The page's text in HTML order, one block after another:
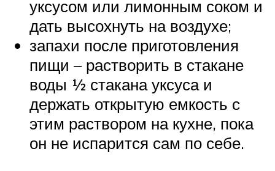
уксусом или лимонным соком и
дать высохнуть на воздухе;
запахи после приготовления
пищи – растворить в стакане
воды ½ стакана уксуса и
держать открытую емкость с
этим раствором на кухне, пока
он не испарится сам по себе.